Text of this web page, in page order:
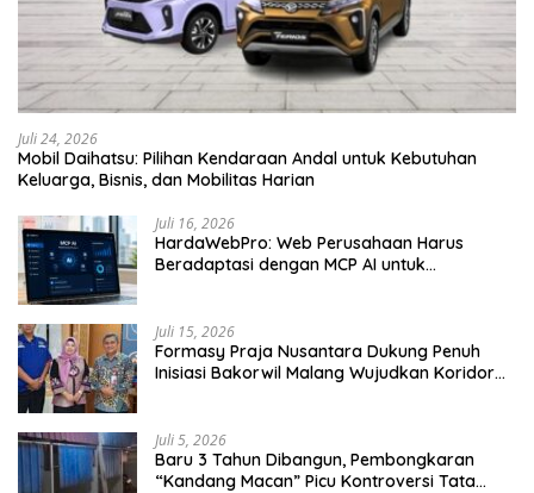
Juli 24, 2026
Mobil Daihatsu: Pilihan Kendaraan Andal untuk Kebutuhan
Keluarga, Bisnis, dan Mobilitas Harian
Juli 16, 2026
HardaWebPro: Web Perusahaan Harus
Beradaptasi dengan MCP AI untuk
Juli 15, 2026
Formasy Praja Nusantara Dukung Penuh
Inisiasi Bakorwil Malang Wujudkan Koridor
Juli 5, 2026
Baru 3 Tahun Dibangun, Pembongkaran
“Kandang Macan” Picu Kontroversi Tata